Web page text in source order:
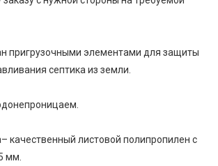
пригрузочными элементами для защиты
септика из земли.
качественный листовой полипропилен с
мм.